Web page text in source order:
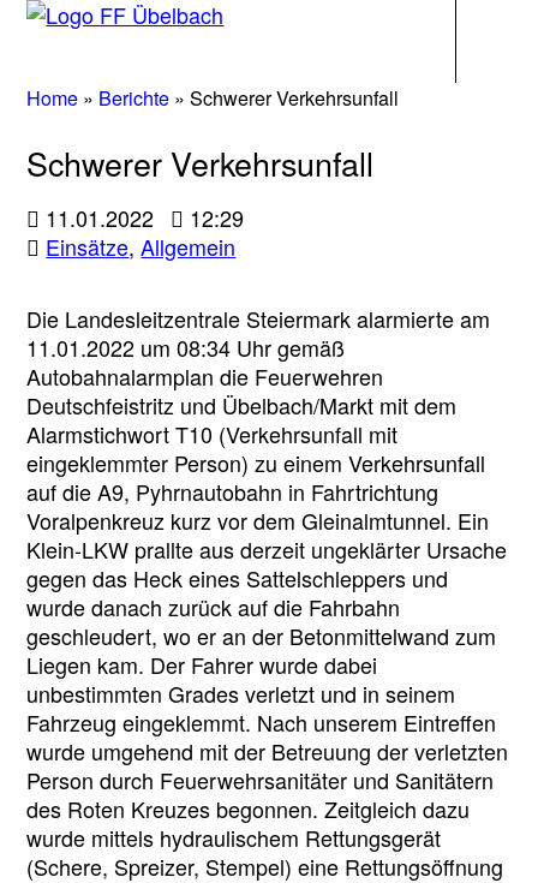
Home » Berichte »Schwerer Verkehrsunfall
Schwerer Verkehrsunfall
11.01.2022
12:29
Einsätze,Allgemein
Die Landesleitzentrale Steiermark alarmierte am
11.01.2022 um 08:34 Uhr gemäß
Autobahnalarmplan die Feuerwehren
Deutschfeistritz und Übelbach/Markt mit dem
Alarmstichwort T10 (Verkehrsunfall mit
eingeklemmter Person) zu einem Verkehrsunfall
auf die A9, Pyhrnautobahn in Fahrtrichtung
Voralpenkreuz kurz vor dem Gleinalmtunnel. Ein
Klein-LKW prallte aus derzeit ungeklärter Ursache
gegen das Heck eines Sattelschleppers und
wurde danach zurück auf die Fahrbahn
geschleudert, wo er an der Betonmittelwand zum
Liegen kam. Der Fahrer wurde dabei
unbestimmten Grades verletzt und in seinem
Fahrzeug eingeklemmt. Nach unserem Eintreffen
wurde umgehend mit der Betreuung der verletzten
Person durch Feuerwehrsanitäter und Sanitätern
des Roten Kreuzes begonnen. Zeitgleich dazu
wurde mittels hydraulischem Rettungsgerät
(Schere, Spreizer, Stempel) eine Rettungsöffnung